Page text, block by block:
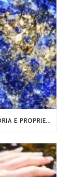
PEDRA LÁPIS LAZULI: SIGNIFICADO, HISTÓRIA E PROPRIEDADES ENERGÉTICAS